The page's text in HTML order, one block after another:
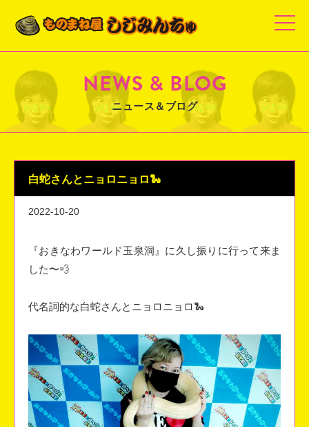
t
o
g
e
v
i
g
a
NEWS & BLOG
ニュース＆ブログ
白蛇さんとニョロニョロ🐍
2022-10-20
『おきなわワールド玉泉洞』に久し振りに行って来ま
した〜💨
代名詞的な白蛇さんとニョロニョロ🐍